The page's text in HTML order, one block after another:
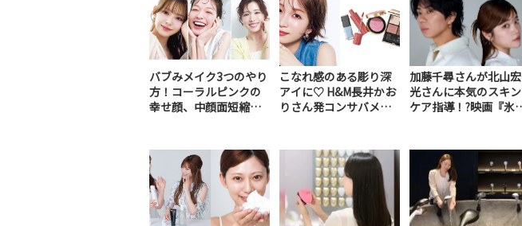
バブみメイク3つのやり
方！コーラルピンクの
幸せ顔、中顔面短縮フ
こなれ感のある彫り深
アイに♡ H&M長井かお
りさん発コンサバメイ
加藤千尋さんが北山宏
光さんに本気のスキン
ケア指導！?映画『氷